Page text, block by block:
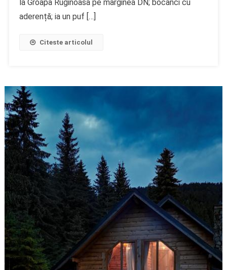
la Groapa Ruginoasa pe marginea DN; bocanci cu
aderență; ia un puf […]
Citeste articolul